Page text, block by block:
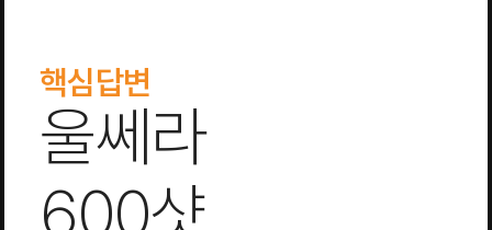
핵심답변
울쎄라
600샷